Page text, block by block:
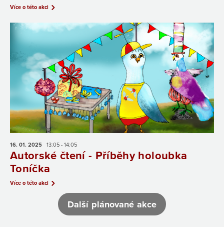
Více o této akci
16. 01. 2025 13:05 - 14:05
Autorské čtení - Příběhy holoubka
Toníčka
Více o této akci
Další plánované akce